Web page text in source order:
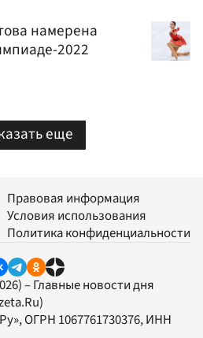
намерена
2022
еще
Правовая информация
Условия использования
Политика конфиденциальности
– Главные новости дня
, ОГРН 1067761730376, ИНН